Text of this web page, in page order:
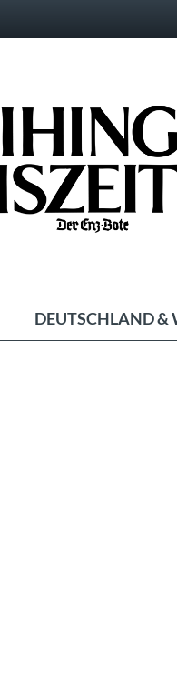
DEUTSCHLAND &